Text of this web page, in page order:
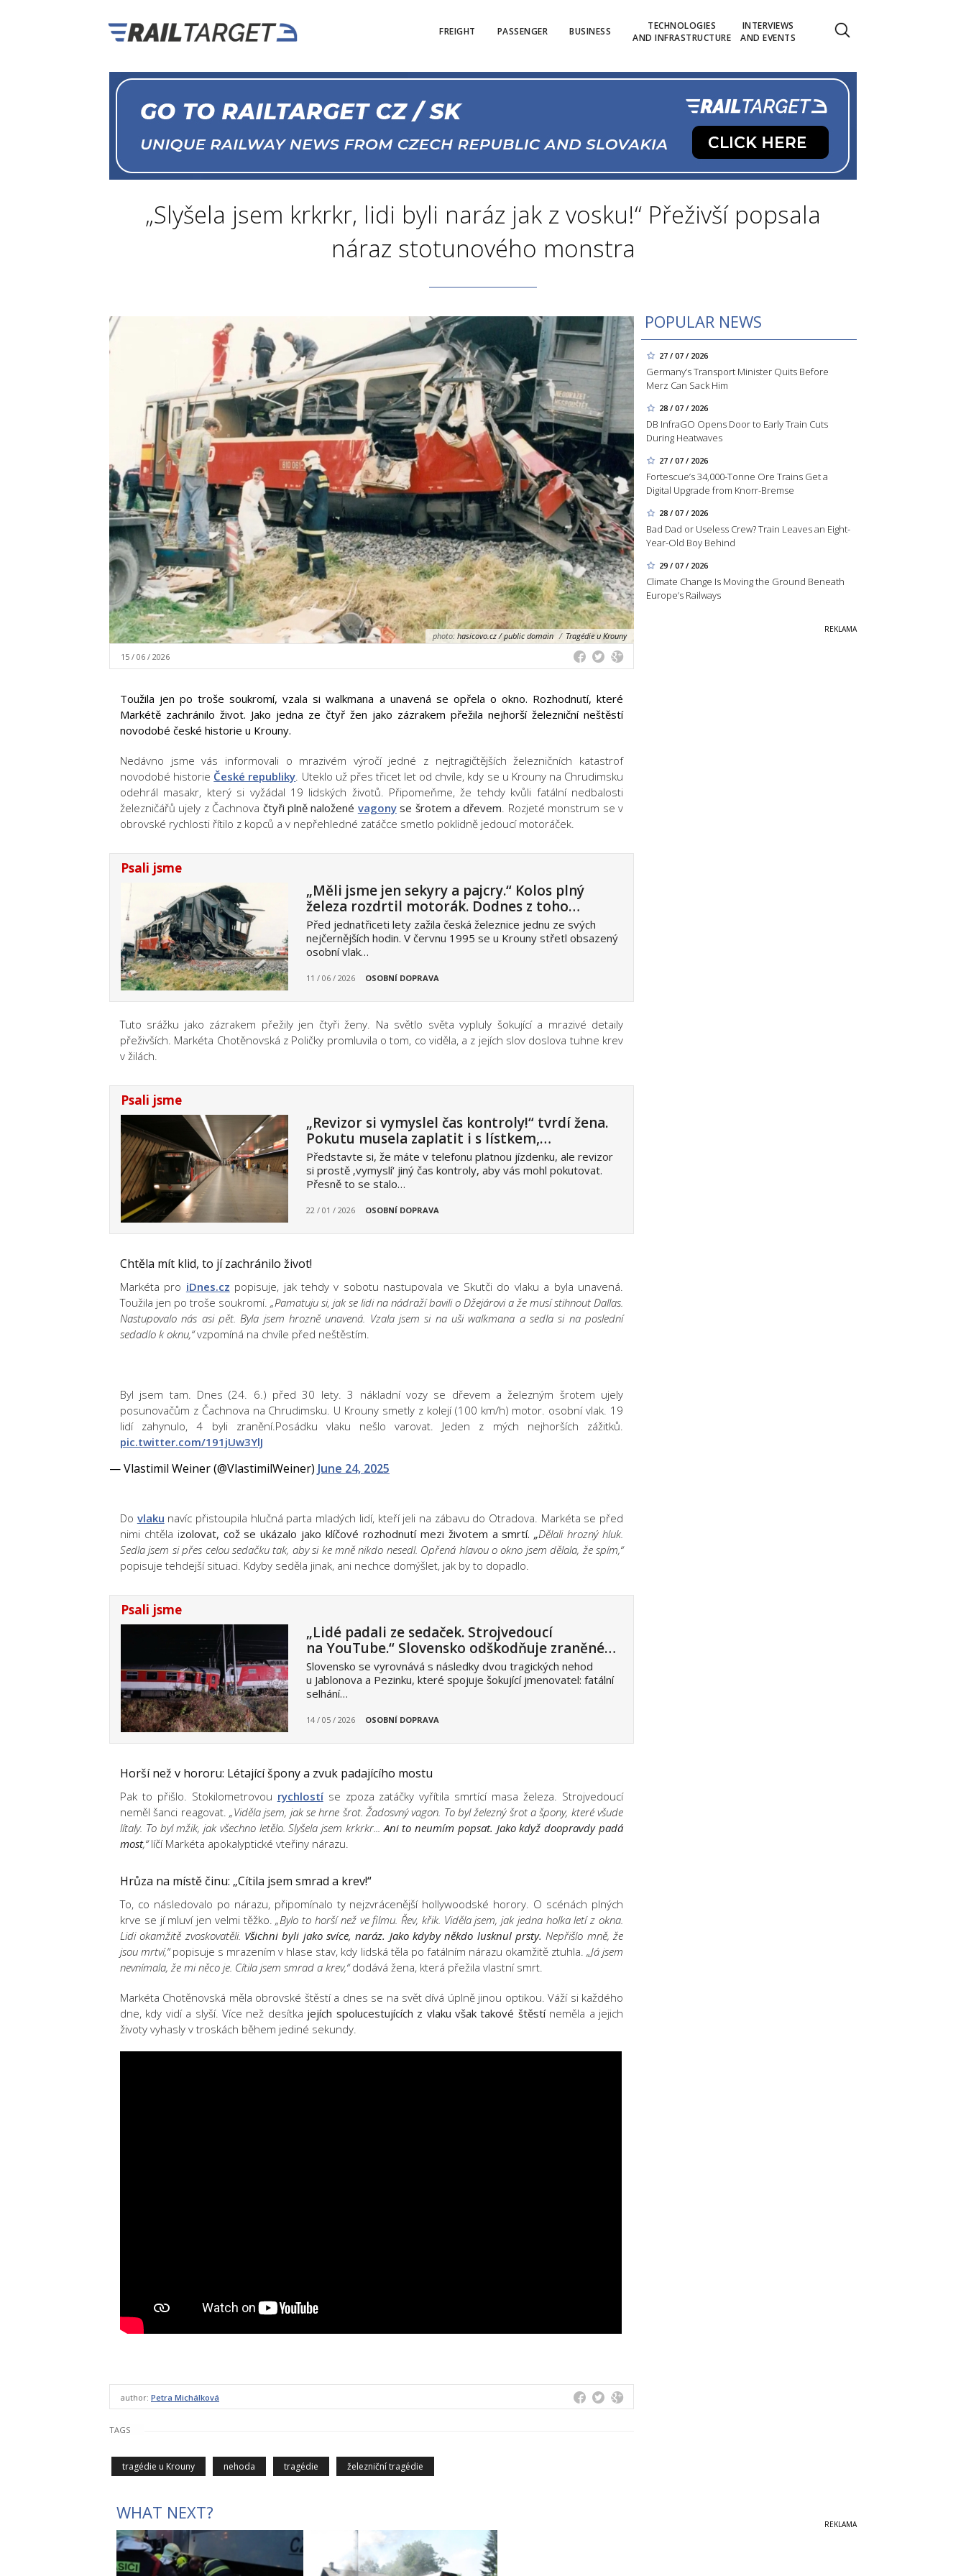
FREIGHT PASSENGER BUSINESS
TECHNOLOGIES
AND INFRASTRUCTURE
INTERVIEWS
AND EVENTS
„Slyšela jsem krkrkr, lidi byli naráz jak z vosku!“ Přeživší popsala
náraz stotunového monstra
POPULAR NEWS
27 / 07 / 2026
Germany’s Transport Minister Quits Before
Merz Can Sack Him
28 / 07 / 2026
DB InfraGO Opens Door to Early Train Cuts
During Heatwaves
27 / 07 / 2026
Fortescue’s 34,000-Tonne Ore Trains Get a
Digital Upgrade from Knorr-Bremse
28 / 07 / 2026
Bad Dad or Useless Crew? Train Leaves an Eight-
Year-Old Boy Behind
29 / 07 / 2026
Climate Change Is Moving the Ground Beneath
Europe’s Railways
photo: hasicovo.cz / public domain / Tragédie u Krouny
15 / 06 / 2026
Toužila jen po troše soukromí, vzala si walkmana a unavená se opřela o okno. Rozhodnutí, které
Markétě zachránilo život. Jako jedna ze čtyř žen jako zázrakem přežila nejhorší železniční neštěstí
novodobé české historie u Krouny.
Nedávno jsme vás informovali o mrazivém výročí jedné z nejtragičtějších železničních katastrof
novodobé historie České republiky. Uteklo už přes třicet let od chvíle, kdy se u Krouny na Chrudimsku
odehrál masakr, který si vyžádal 19 lidských životů. Připomeňme, že tehdy kvůli fatální nedbalosti
železničářů ujely z Čachnova čtyři plně naložené vagonyse šrotem a dřevem. Rozjeté monstrum se v
obrovské rychlosti řítilo z kopců a v nepřehledné zatáčce smetlo poklidně jedoucí motoráček.
Psali jsme
„Měli jsme jen sekyry a pajcry.“ Kolos plný
železa rozdrtil motorák. Dodnes z toho…
Před jednatřiceti lety zažila česká železnice jednu ze svých
nejčernějších hodin. V červnu 1995 se u Krouny střetl obsazený
osobní vlak…
11 / 06 / 2026 OSOBNÍ DOPRAVA
Tuto srážku jako zázrakem přežily jen čtyři ženy. Na světlo světa vypluly šokující a mrazivé detaily
přeživších. Markéta Chotěnovská z Poličky promluvila o tom, co viděla, a z jejích slov doslova tuhne krev
v žilách.
Psali jsme
„Revizor si vymyslel čas kontroly!“ tvrdí žena.
Pokutu musela zaplatit i s lístkem,…
Představte si, že máte v telefonu platnou jízdenku, ale revizor
si prostě ‚vymyslí‘ jiný čas kontroly, aby vás mohl pokutovat.
Přesně to se stalo…
22 / 01 / 2026 OSOBNÍ DOPRAVA
Chtěla mít klid, to jí zachránilo život!
Markéta pro iDnes.cz popisuje, jak tehdy v sobotu nastupovala ve Skutči do vlaku a byla unavená.
Toužila jen po troše soukromí. „Pamatuju si, jak se lidi na nádraží bavili o Džejárovi a že musí stihnout Dallas.
Nastupovalo nás asi pět. Byla jsem hrozně unavená. Vzala jsem si na uši walkmana a sedla si na poslední
sedadlo k oknu,“vzpomíná na chvíle před neštěstím.
Byl jsem tam. Dnes (24. 6.) před 30 lety. 3 nákladní vozy se dřevem a železným šrotem ujely
posunovačům z Čachnova na Chrudimsku. U Krouny smetly z kolejí (100 km/h) motor. osobní vlak. 19
lidí zahynulo, 4 byli zranění.Posádku vlaku nešlo varovat. Jeden z mých nejhorších zážitků.
pic.twitter.com/191jUw3YlJ
— Vlastimil Weiner (@VlastimilWeiner) June 24, 2025
Do vlaku navíc přistoupila hlučná parta mladých lidí, kteří jeli na zábavu do Otradova. Markéta se před
nimi chtěla izolovat, což se ukázalo jako klíčové rozhodnutí mezi životem a smrtí.„Dělali hrozný hluk.
Sedla jsem si přes celou sedačku tak, aby si ke mně nikdo nesedl. Opřená hlavou o okno jsem dělala, že spím,“
popisuje tehdejší situaci. Kdyby seděla jinak, ani nechce domýšlet, jak by to dopadlo.
Psali jsme
„Lidé padali ze sedaček. Strojvedoucí
na YouTube.“ Slovensko odškodňuje zraněné…
Slovensko se vyrovnává s následky dvou tragických nehod
u Jablonova a Pezinku, které spojuje šokující jmenovatel: fatální
selhání…
14 / 05 / 2026 OSOBNÍ DOPRAVA
Horší než v hororu: Létající špony a zvuk padajícího mostu
Pak to přišlo. Stokilometrovou rychlostíse zpoza zatáčky vyřítila smrtící masa železa. Strojvedoucí
neměl šanci reagovat. „Viděla jsem, jak se hrne šrot. Žadosvný vagon. To byl železný šrot a špony, které všude
lítaly. To byl mžik, jak všechno letělo. Slyšela jsem krkrkr...Ani to neumím popsat. Jako když doopravdy padá
most,“líčí Markéta apokalyptické vteřiny nárazu.
Hrůza na místě činu: „Cítila jsem smrad a krev!“
To, co následovalo po nárazu, připomínalo ty nejzvrácenější hollywoodské horory. O scénách plných
krve se jí mluví jen velmi těžko.„Bylo to horší než ve filmu. Řev, křik. Viděla jsem, jak jedna holka letí z okna.
Lidi okamžitě zvoskovatěli. Všichni byli jako svíce, naráz. Jako kdyby někdo lusknul prsty. Nepřišlo mně, že
jsou mrtví,“popisuje s mrazením v hlase stav, kdy lidská těla po fatálním nárazu okamžitě ztuhla. „Já jsem
nevnímala, že mi něco je. Cítila jsem smrad a krev,“dodává žena, která přežila vlastní smrt.
Markéta Chotěnovská měla obrovské štěstí a dnes se na svět dívá úplně jinou optikou. Váží si každého
dne, kdy vidí a slyší. Více než desítka jejích spolucestujících z vlaku však takové štěstíneměla a jejich
životy vyhasly v troskách během jediné sekundy.
author: Petra Michálková
TAGS
tragédie u Krouny nehoda tragédie železniční tragédie
WHAT NEXT?